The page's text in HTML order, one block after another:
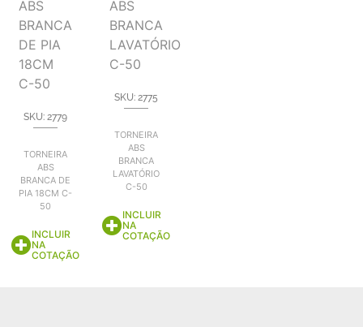
SKU: 2779
TORNEIRA
ABS
BRANCA DE
PIA 18CM C-
50
INCLUIR
NA
COTAÇÃO
SKU: 2775
TORNEIRA
ABS
BRANCA
LAVATÓRIO
C-50
INCLUIR
NA
COTAÇÃO